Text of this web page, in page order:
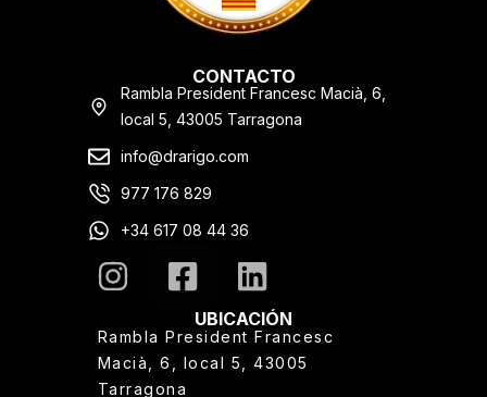
CONTACTO
Rambla President Francesc Macià, 6,
local 5, 43005 Tarragona
info@drarigo.com
977 176 829
+34 617 08 44 36
UBICACIÓN
Rambla President Francesc
Macià, 6, local 5, 43005
Tarragona